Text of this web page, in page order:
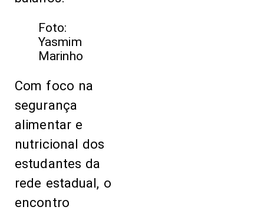
Foto:
Yasmim
Marinho
Com foco na
segurança
alimentar e
nutricional dos
estudantes da
rede estadual, o
encontro